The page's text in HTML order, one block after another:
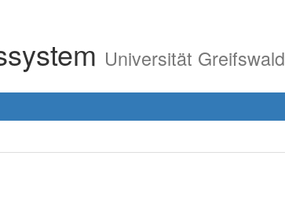
Universität Greifswald